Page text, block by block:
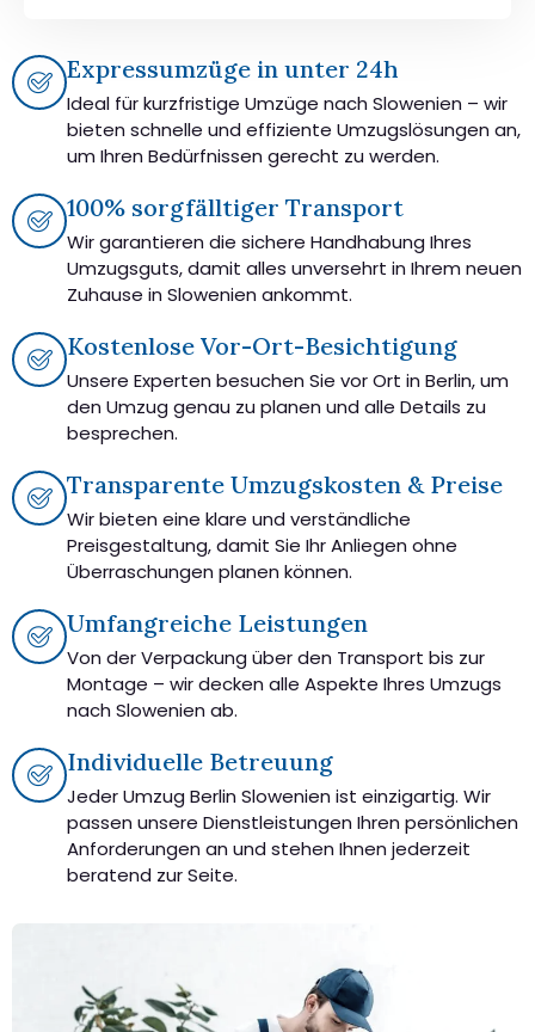
Expressumzüge in unter 24h
Ideal für kurzfristige Umzüge nach Slowenien – wir
bieten schnelle und effiziente Umzugslösungen an,
um Ihren Bedürfnissen gerecht zu werden.
100% sorgfälltiger Transport
Wir garantieren die sichere Handhabung Ihres
Umzugsguts, damit alles unversehrt in Ihrem neuen
Zuhause in Slowenien ankommt.
Kostenlose Vor-Ort-Besichtigung
Unsere Experten besuchen Sie vor Ort in Berlin, um
den Umzug genau zu planen und alle Details zu
besprechen.
Transparente Umzugskosten & Preise
Wir bieten eine klare und verständliche
Preisgestaltung, damit Sie Ihr Anliegen ohne
Überraschungen planen können.
Umfangreiche Leistungen
Von der Verpackung über den Transport bis zur
Montage – wir decken alle Aspekte Ihres Umzugs
nach Slowenien ab.
Individuelle Betreuung
Jeder Umzug Berlin Slowenien ist einzigartig. Wir
passen unsere Dienstleistungen Ihren persönlichen
Anforderungen an und stehen Ihnen jederzeit
beratend zur Seite.